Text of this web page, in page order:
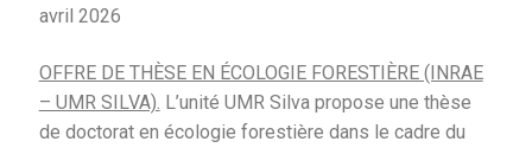
avril 2026
OFFRE DE THÈSE EN ÉCOLOGIE FORESTIÈRE (INRAE
– UMR SILVA). L’unité UMR Silva propose une thèse
de doctorat en écologie forestière dans le cadre du